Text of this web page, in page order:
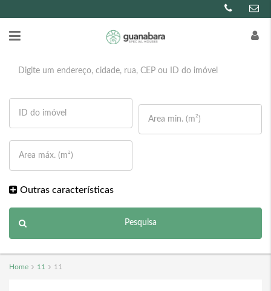
Outras características
Pesquisa
Home 11 11